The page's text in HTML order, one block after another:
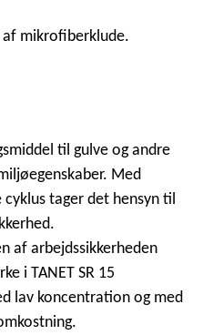
mikrofiberklude.
til gulve og andre
Med
tager det hensyn til
af arbejdssikkerheden
i TANET SR 15
lav koncentration og med